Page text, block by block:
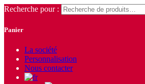
Recherche pour :
Panier
La société
Personnalisation
Nous contacter